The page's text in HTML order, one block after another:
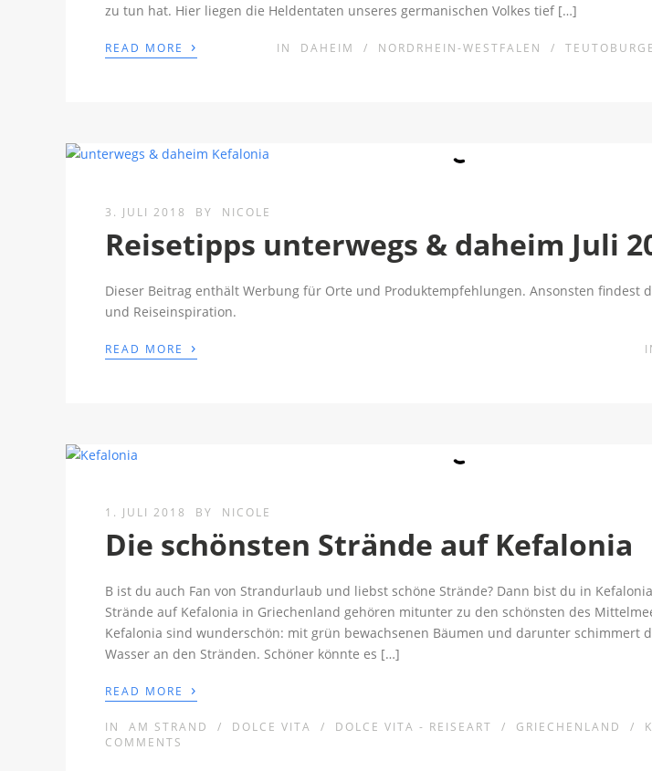
zu tun hat. Hier liegen die Heldentaten unseres germanischen Volkes tief […]
READ MORE › IN DAHEIM / NORDRHEIN-WESTFALEN /
3. JULI 2018 BY NICOLE
Reisetipps unterwegs & daheim Juli
Dieser Beitrag enthält Werbung für Orte und Produktempfehlungen. Ansonsten findest
und Reiseinspiration.
READ MORE ›
1. JULI 2018 BY NICOLE
Die schönsten Strände auf Kefalonia
B ist du auch Fan von Strandurlaub und liebst schöne Strände? Dann bist du in
Strände auf Kefalonia in Griechenland gehören mitunter zu den schönsten des
Kefalonia sind wunderschön: mit grün bewachsenen Bäumen und darunter schimmert
Wasser an den Stränden. Schöner könnte es […]
READ MORE ›
IN AM STRAND / DOLCE VITA / DOLCE VITA - REISEART / GRIECHENLAND /
COMMENTS